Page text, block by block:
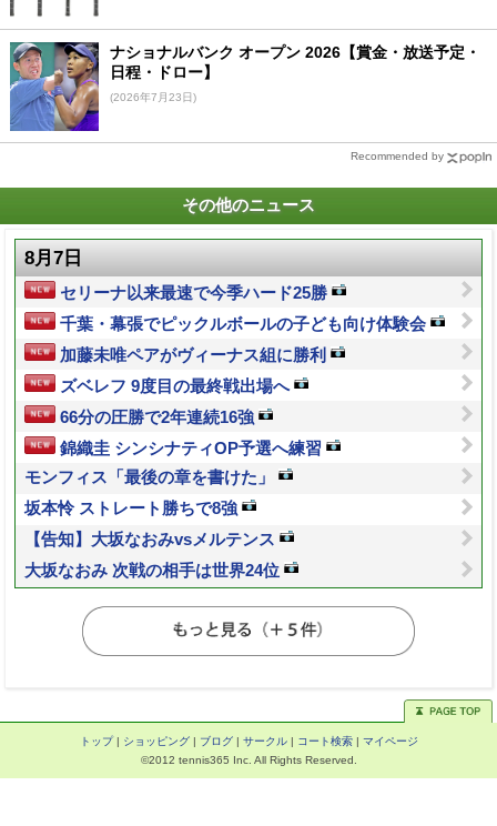
ナショナルバンク オープン 2026【賞金・放送予定・
日程・ドロー】
(2026年7月23日)
Recommended by
その他のニュース
8月7日
セリーナ以来最速で今季ハード25勝
千葉・幕張でピックルボールの子ども向け体験会
加藤未唯ペアがヴィーナス組に勝利
ズベレフ 9度目の最終戦出場へ
66分の圧勝で2年連続16強
錦織圭 シンシナティOP予選へ練習
モンフィス「最後の章を書けた」
坂本怜 ストレート勝ちで8強
【告知】大坂なおみvsメルテンス
大坂なおみ 次戦の相手は世界24位
トップ| ショッピング| ブログ| サークル| コート検索| マイページ
©2012 tennis365 Inc. All Rights Reserved.